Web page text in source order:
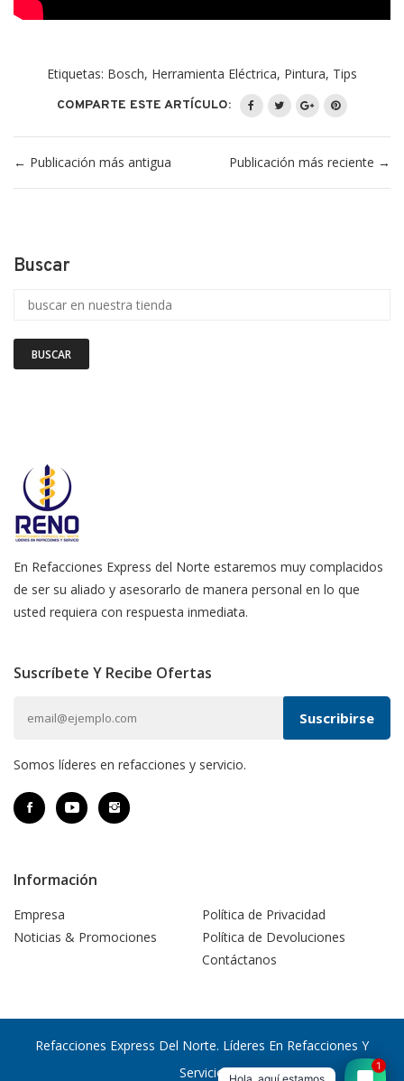
Etiquetas: Bosch, Herramienta Eléctrica, Pintura, Tips
COMPARTE ESTE ARTÍCULO:
← Publicación más antigua Publicación más reciente →
Buscar
BUSCAR
En Refacciones Express del Norte estaremos muy complacidos
de ser su aliado y asesorarlo de manera personal en lo que
usted requiera con respuesta inmediata.
Suscríbete Y Recibe Ofertas
Somos líderes en refacciones y servicio.
Información
Empresa
Noticias & Promociones
Política de Privacidad
Política de Devoluciones
Contáctanos
Refacciones Express Del Norte. Líderes En Refacciones Y
Servicio
1